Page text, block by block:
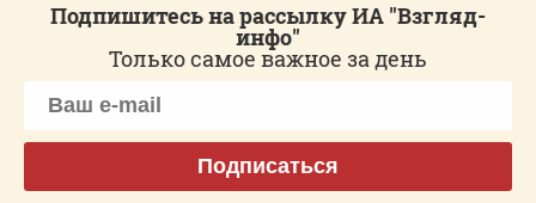
Подпишитесь на рассылку ИА "Взгляд-
инфо"
Только самое важное за день
Подписаться